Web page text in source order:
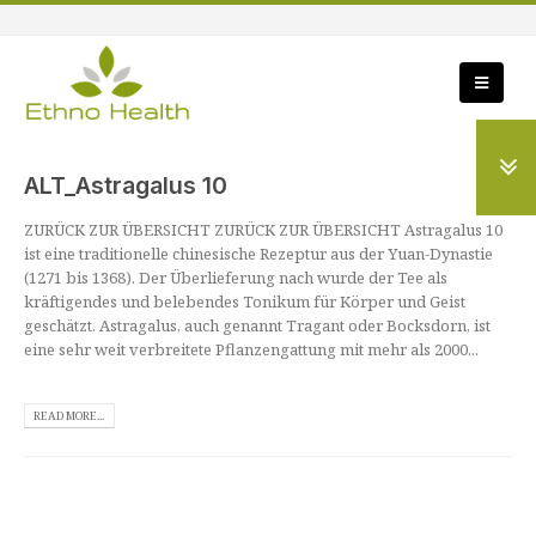
ALT_Astragalus 10
ZURÜCK ZUR ÜBERSICHT ZURÜCK ZUR ÜBERSICHT Astragalus 10
ist eine traditionelle chinesische Rezeptur aus der Yuan-Dynastie
(1271 bis 1368). Der Überlieferung nach wurde der Tee als
kräftigendes und belebendes Tonikum für Körper und Geist
geschätzt. Astragalus, auch genannt Tragant oder Bocksdorn, ist
eine sehr weit verbreitete Pflanzengattung mit mehr als 2000...
READ MORE...